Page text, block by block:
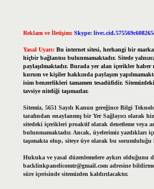
Reklam ve İletişim: Skype:
Yasal Uyarı: Bu internet sitesi, herhangi bir
hiçbir bağlantısı bulunmamaktadır. Sitede
paylaşılmaktadır. Burada yer alan içerikler haber
kurum ve kişiler hakkında paylaşım
isim benzerlikleri tamamen tesadüfidir.
tavsiye niteliği taşımazlar.
Sitemiz, 5651 Sayılı Kanun gereğince Bilgi
tarafından onaylanmış bir Yer Sağlayıcı olarak
sitedeki içerikleri proaktif olarak denetleme veya
bulunmamaktadır. Ancak, üyelerimiz yazdıkları
taşımakta olup, siteye üye olarak bu sorumluluğu
Hukuka ve yasal düzenlemelere aykırı olduğunu
backlinkpanelicomtr@gmail.comadresine
süre içerisinde sitemizden kaldırılacaktır.